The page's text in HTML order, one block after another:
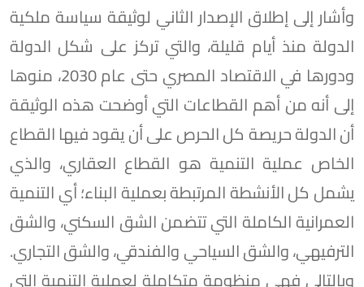
وأشار إلى إطلاق الإصدار الثاني لوثيقة سياسة ملكية
الدولة منذ أيام قليلة، والتي تركز على شكل الدولة
ودورها في الاقتصاد المصري حتى عام 2030، منوها
إلى أنه من أهم القطاعات التي أوضحت هذه الوثيقة
أن الدولة حريصة كل الحرص على أن يقود فيها القطاع
الخاص عملية التنمية هو القطاع العقاري، والذي
يشمل كل الأنشطة المرتبطة بعملية البناء؛ أي التنمية
العمرانية الكاملة التي تتضمن الشق السكني، والشق
الترفيهي، والشق السياحي والفندقي، والشق التجاري.
وبالتالي فهي منظومة متكاملة لعملية التنمية التي